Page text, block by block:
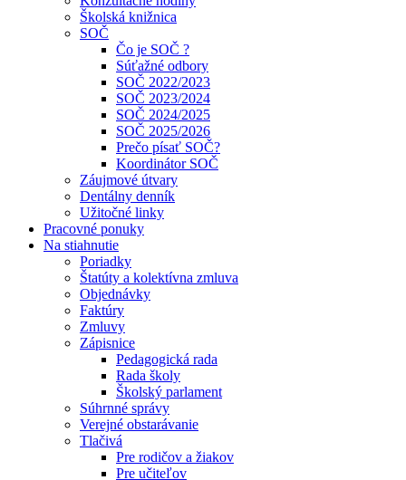
Školská knižnica
SOČ
Čo je SOČ ?
Súťažné odbory
SOČ 2022/2023
SOČ 2023/2024
SOČ 2024/2025
SOČ 2025/2026
Prečo písať SOČ?
Koordinátor SOČ
Záujmové útvary
Dentálny denník
Užitočné linky
Pracovné ponuky
Na stiahnutie
Poriadky
Štatúty a kolektívna zmluva
Objednávky
Faktúry
Zmluvy
Zápisnice
Pedagogická rada
Rada školy
Školský parlament
Súhrnné správy
Verejné obstarávanie
Tlačivá
Pre rodičov a žiakov
Pre učiteľov